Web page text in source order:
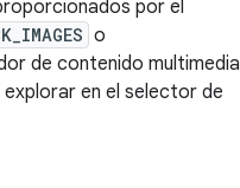
por el
o
de contenido multimedia
explorar en el selector de